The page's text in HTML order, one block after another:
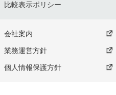
比較表示ポリシー
会社案内
業務運営方針
個人情報保護方針